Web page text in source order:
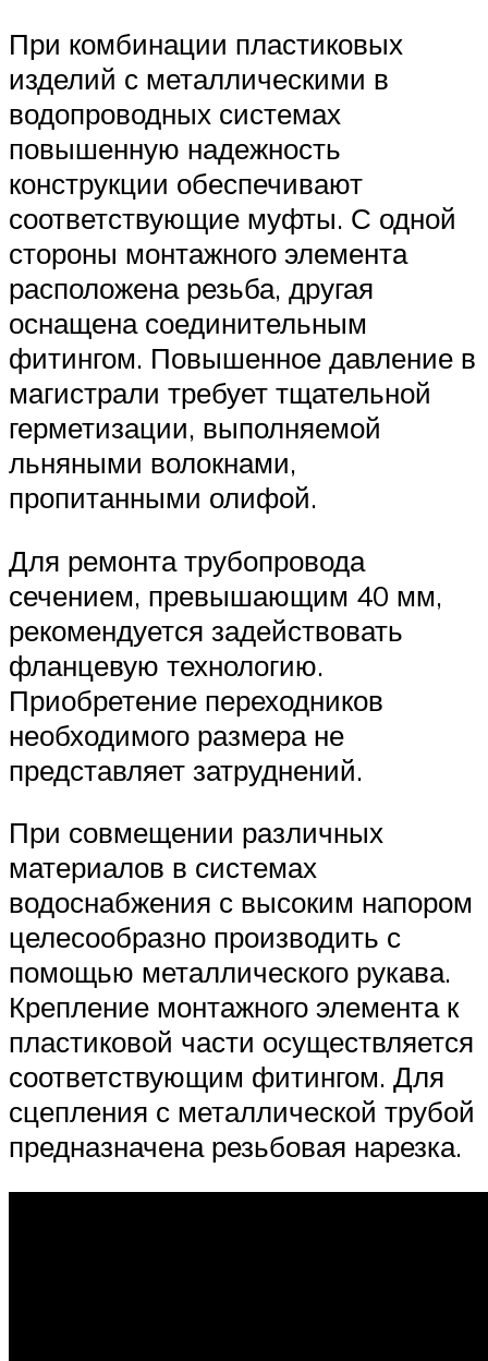
При комбинации пластиковых
изделий с металлическими в
водопроводных системах
повышенную надежность
конструкции обеспечивают
соответствующие муфты. С одной
стороны монтажного элемента
расположена резьба, другая
оснащена соединительным
фитингом. Повышенное давление в
магистрали требует тщательной
герметизации, выполняемой
льняными волокнами,
пропитанными олифой.
Для ремонта трубопровода
сечением, превышающим 40 мм,
рекомендуется задействовать
фланцевую технологию.
Приобретение переходников
необходимого размера не
представляет затруднений.
При совмещении различных
материалов в системах
водоснабжения с высоким напором
целесообразно производить с
помощью металлического рукава.
Крепление монтажного элемента к
пластиковой части осуществляется
соответствующим фитингом. Для
сцепления с металлической трубой
предназначена резьбовая нарезка.